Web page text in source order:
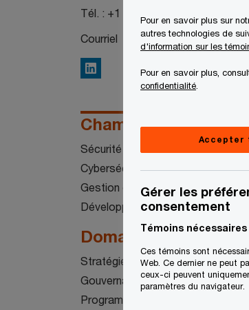
Tél. : +1 514-895-8195
Courriel
LinkedIn
Champs de
Sécurité des télécommunications
Cybersécurité
Gestion des risques
Développement durable
Domaines de
Stratégies de cybersécurité
Gouvernance des risques
Programmes de sécurité intégrés
Pour en savoir plus sur
autres technologies de
d'information sur les
Pour en savoir plus,
confidentialité
Accepter
Gérer les
consentement
Témoins nécessaires
Ces témoins sont
Web. Ce dernier ne peut
ceux-ci peuvent
paramètres du navigateur.